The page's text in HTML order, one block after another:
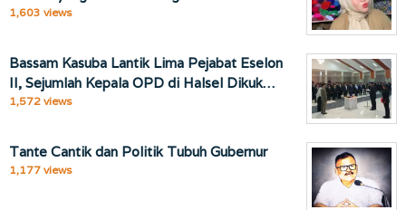
1,603 views
Bassam Kasuba Lantik Lima Pejabat Eselon
II, Sejumlah Kepala OPD di Halsel Dikuk…
1,572 views
Tante Cantik dan Politik Tubuh Gubernur
1,177 views